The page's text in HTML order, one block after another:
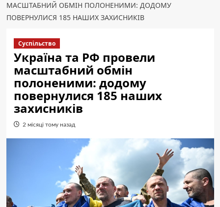
МАСШТАБНИЙ ОБМІН ПОЛОНЕНИМИ: ДОДОМУ
ПОВЕРНУЛИСЯ 185 НАШИХ ЗАХИСНИКІВ
Суспільство
Україна та РФ провели
масштабний обмін
полоненими: додому
повернулися 185 наших
захисників
2 місяці тому назад